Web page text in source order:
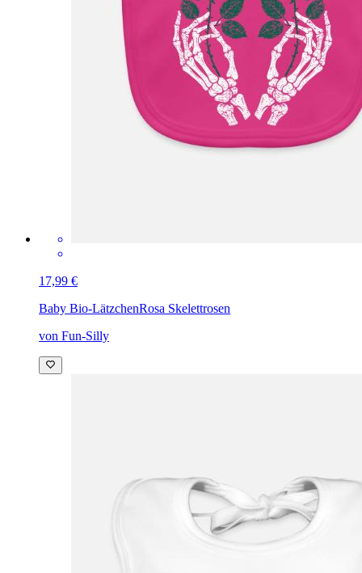
17,99 €
Baby Bio-LätzchenRosa Skelettrosen
von Fun-Silly